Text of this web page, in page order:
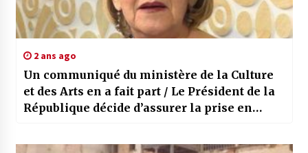
2 ans ago
Un communiqué du ministère de la Culture
et des Arts en a fait part / Le Président de la
République décide d’assurer la prise en
et de la transférer à l’étranger